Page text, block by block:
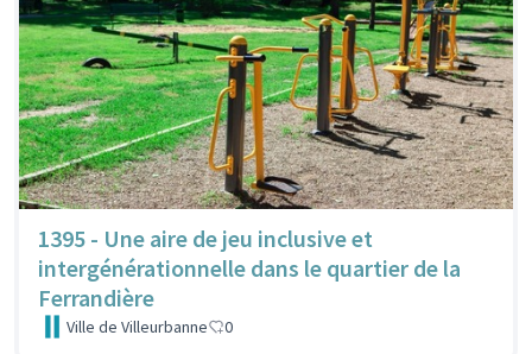
1395 - Une aire de jeu inclusive et
intergénérationnelle dans le quartier de la
Ferrandière
Ville de Villeurbanne 0